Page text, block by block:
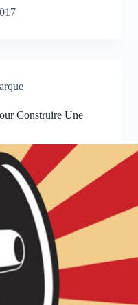
Construire Une